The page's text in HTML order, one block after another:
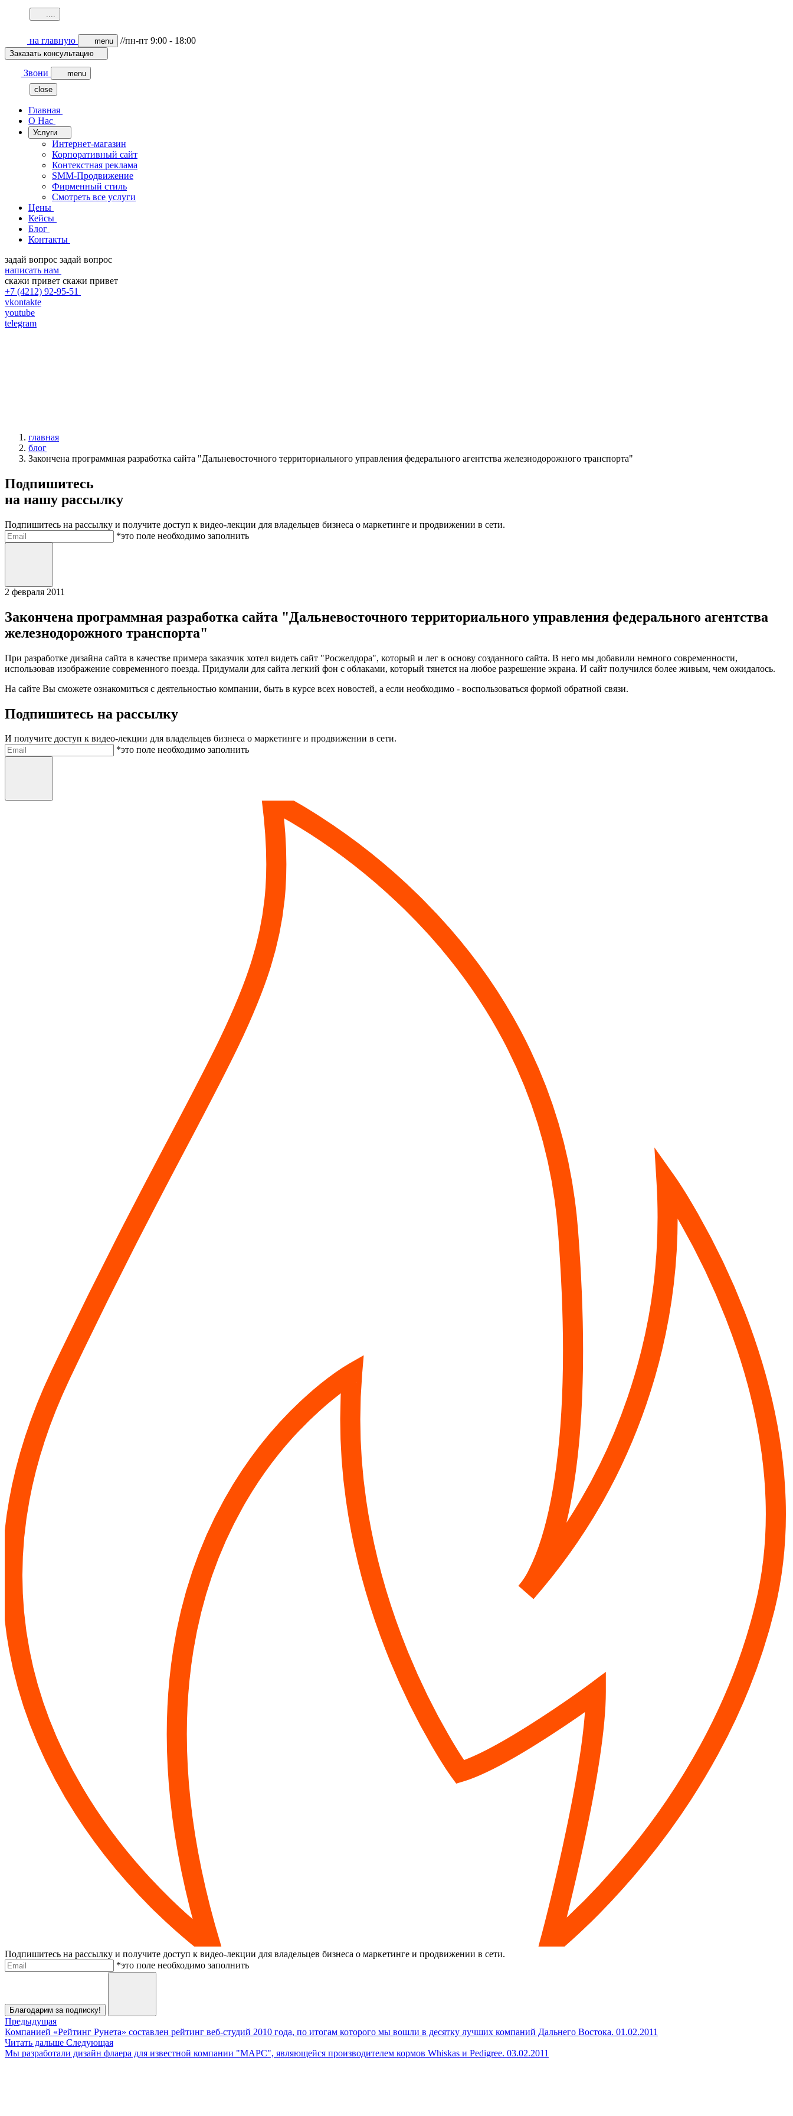
....
на главную menu //пн-пт 9:00 - 18:00
Заказать консультацию
Звони
menu
close
Главная
О Нас
Услуги
Интернет-магазин
Корпоративный сайт
Контекстная реклама
SMM-Продвижение
Фирменный стиль
Смотреть все услуги
Цены
Кейсы
Блог
Контакты
задай вопрос задай вопрос
написать нам
скажи привет скажи привет
+7 (4212) 92-95-51
vkontakte
youtube
telegram
главная
блог
Закончена программная разработка сайта "Дальневосточного территориального управления федерального агентства железнодорожного транспорта"
Подпишитесь
на нашу рассылку
Подпишитесь на рассылку и получите доступ к видео-лекции для владельцев бизнеса о маркетинге и продвижении в сети.
Электронная почта
*это поле необходимо заполнить
2 февраля 2011
Закончена программная разработка сайта "Дальневосточного территориального управления федерального агентства
железнодорожного транспорта"
При разработке дизайна сайта в качестве примера заказчик хотел видеть сайт "Росжелдора", который и лег в основу созданного сайта. В него мы добавили немного современности,
использовав изображение современного поезда. Придумали для сайта легкий фон с облаками, который тянется на любое разрешение экрана. И сайт получился более живым, чем ожидалось.
На сайте Вы сможете ознакомиться с деятельностью компании, быть в курсе всех новостей, а если необходимо - воспользоваться формой обратной связи.
Подпишитесь на рассылку
И получите доступ к видео-лекции для владельцев бизнеса о маркетинге и продвижении в сети.
Электронная почта
*это поле необходимо заполнить
Подпишитесь на рассылку и получите доступ к видео-лекции для владельцев бизнеса о маркетинге и продвижении в сети.
Электронная почта
*это поле необходимо заполнить
Благодарим за подписку!
Предыдущая
Компанией «Рейтинг Рунета» составлен рейтинг веб-студий 2010 года, по итогам которого мы вошли в десятку лучших компаний Дальнего Востока. 01.02.2011
Читать дальше Следующая
Мы разработали дизайн флаера для известной компании "МАРС", являющейся производителем кормов Whiskas и Pedigree. 03.02.2011